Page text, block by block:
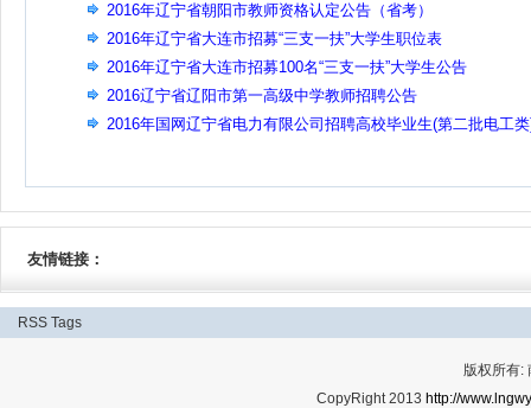
2016年辽宁省朝阳市教师资格认定公告（省考）
2016年辽宁省大连市招募“三支一扶”大学生职位表
2016年辽宁省大连市招募100名“三支一扶”大学生公告
2016辽宁省辽阳市第一高级中学教师招聘公告
2016年国网辽宁省电力有限公司招聘高校毕业生(第二批电工
友情链接：
RSS Tags
版权所有:
CopyRight 2013 http://